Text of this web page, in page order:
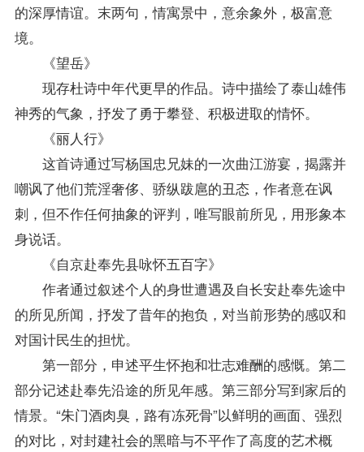
的深厚情谊。末两句，情寓景中，意余象外，极富意
境。
《望岳》
现存杜诗中年代更早的作品。诗中描绘了泰山雄伟
神秀的气象，抒发了勇于攀登、积极进取的情怀。
《丽人行》
这首诗通过写杨国忠兄妹的一次曲江游宴，揭露并
嘲讽了他们荒淫奢侈、骄纵跋扈的丑态，作者意在讽
刺，但不作任何抽象的评判，唯写眼前所见，用形象本
身说话。
《自京赴奉先县咏怀五百字》
作者通过叙述个人的身世遭遇及自长安赴奉先途中
的所见所闻，抒发了昔年的抱负，对当前形势的感叹和
对国计民生的担忧。
第一部分，申述平生怀抱和壮志难酬的感慨。第二
部分记述赴奉先沿途的所见年感。第三部分写到家后的
情景。“朱门酒肉臭，路有冻死骨”以鲜明的画面、强烈
的对比，对封建社会的黑暗与不平作了高度的艺术概